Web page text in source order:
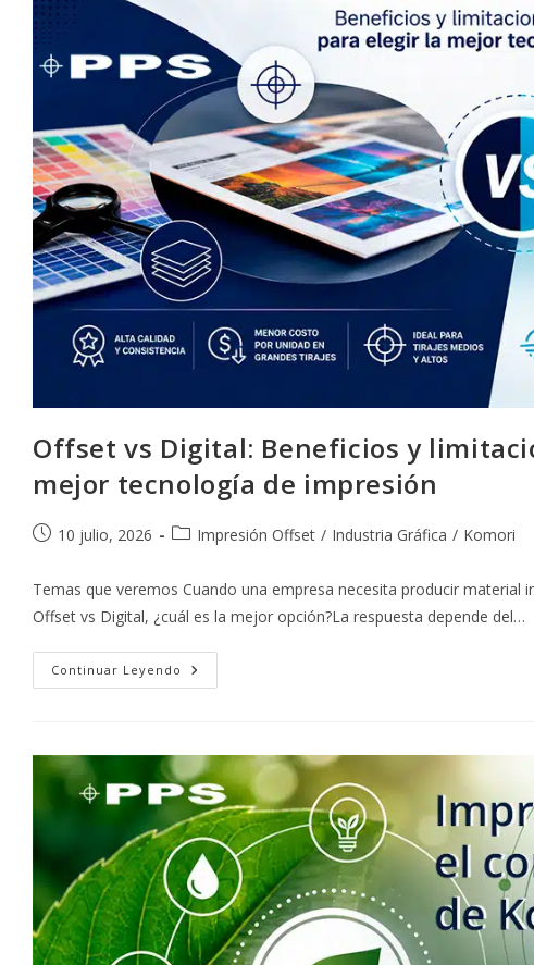
Offset vs Digital: Beneficios y
mejor tecnología de impresión
Publicación
entrada:
10 julio, 2026
Categoría
entrada:
Impresión Offset / Industria Gráfica / Komori
Temas que veremos Cuando una empresa necesita producir
Offset vs Digital, ¿cuál es la mejor opción?La respuesta depende del…
Continuar Leyendo Offset
Vs
De
Cada
Método
Para
Elegir
La
Mejor
Tecnología
De
Impresión